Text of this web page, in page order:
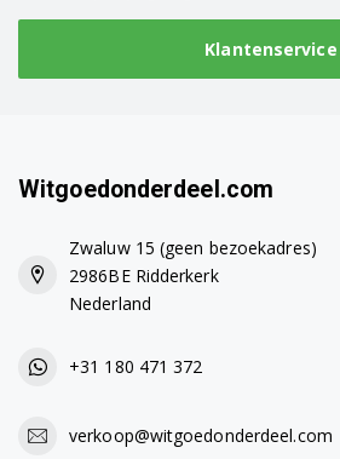
WR47B2C9GB/01
WR47B2C9NL/01
WR47B2CXPL/01
WR47B2D0ES/01
WRB247C0CH/01
WRB247C0FR/01
Klantenservice
Witgoedonderdeel.com
Zwaluw 15 (geen bezoekadres)
2986BE Ridderkerk
Nederland
+31 180 471 372
verkoop@witgoedonderdeel.com